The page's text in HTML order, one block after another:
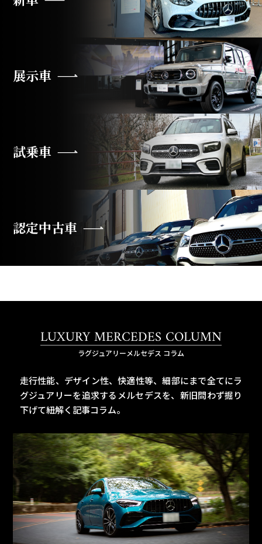
展示車
試乗車
認定中古車
LUXURY MERCEDES COLUMN
ラグジュアリーメルセデス コラム
走行性能、デザイン性、快適性等、細部にまで全てにラ
グジュアリーを追求するメルセデスを、 新旧問わず掘り
下げて紐解く記事コラム。